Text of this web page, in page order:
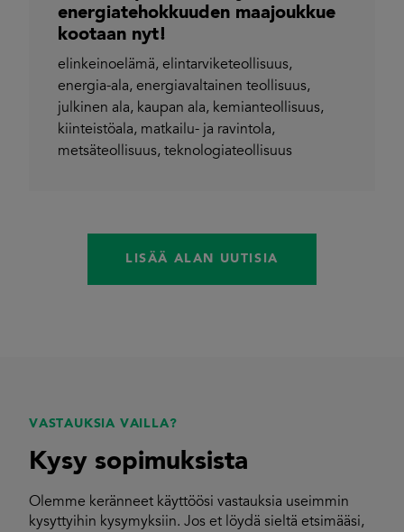
energiatehokkuuden maajoukkue
kootaan nyt!
elinkeinoelämä, elintarviketeollisuus,
energia-ala, energiavaltainen teollisuus,
julkinen ala, kaupan ala, kemianteollisuus,
kiinteistöala, matkailu- ja ravintola,
metsäteollisuus, teknologiateollisuus
LISÄÄ ALAN UUTISIA
VASTAUKSIA VAILLA?
Kysy sopimuksista
Olemme keränneet käyttöösi vastauksia useimmin
kysyttyihin kysymyksiin. Jos et löydä sieltä etsimääsi,